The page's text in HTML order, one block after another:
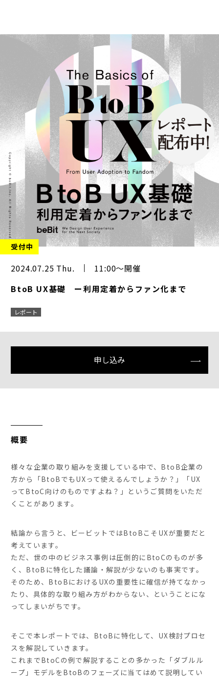
受付中
2024.07.25 Thu.
11:00～開催
BtoB UX基礎 ー利用定着からファン化まで
レポート
申し込み
概要
様々な企業の取り組みを支援している中で、BtoB企業の
方から「BtoBでもUXって使えるんでしょうか？」「UX
ってBtoC向けのものですよね？」というご質問をいただ
くことがあります。
結論から言うと、ビービットではBtoBこそUXが重要だと
考えています。
ただ、世の中のビジネス事例は圧倒的にBtoCのものが多
く、BtoBに特化した議論・解説が少ないのも事実です。
そのため、BtoBにおけるUXの重要性に確信が持てなかっ
たり、具体的な取り組み方がわからない、ということにな
ってしまいがちです。
そこで本レポートでは、BtoBに特化して、UX検討プロセ
スを解説していきます。
これまでBtoCの例で解説することの多かった「ダブルル
ープ」モデルをBtoBのフェーズに当てはめて説明してい